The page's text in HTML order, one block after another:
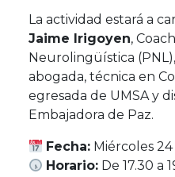
La actividad estará a
Jaime Irigoyen,
Neurolingüística
abogada, técnica en
egresada de UMSA y
Embajadora de Paz.
Fecha: Miércoles
Horario: De 17.30 a